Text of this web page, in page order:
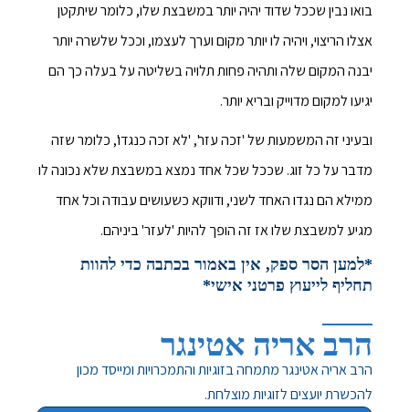
בואו נבין שככל שדוד יהיה יותר במשבצת שלו, כלומר שיתקטן
אצלו הריצוי, ויהיה לו יותר מקום וערך לעצמו, וככל שלשרה יותר
יבנה המקום שלה ותהיה פחות תלויה בשליטה על בעלה כך הם
יגיעו למקום מדוייק ובריא יותר.
ובעיני זה המשמעות של 'זכה עזר', 'לא זכה כנגדו', כלומר שזה
מדבר על כל זוג. שככל שכל אחד נמצא במשבצת שלא נכונה לו
ממילא הם נגדו האחד לשני, ודווקא כשעושים עבודה וכל אחד
מגיע למשבצת שלו אז זה הופך להיות 'לעזר' ביניהם.
*למען הסר ספק, אין באמור בכתבה כדי להוות
תחליף לייעוץ פרטני אישי*
הרב אריה אטינגר
הרב אריה אטינגר מתמחה בזוגיות והתמכרויות ומייסד מכון
להכשרת יועצים לזוגיות מוצלחת.